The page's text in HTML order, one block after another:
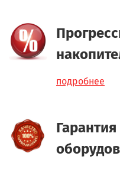
подробнее